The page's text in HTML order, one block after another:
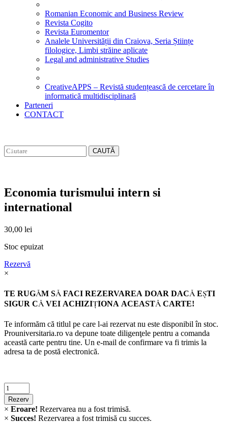
Romanian Economic and Business Review
Revista Cogito
Revista Euromentor
Analele Universității din Craiova, Seria Științe
filologice, Limbi străine aplicate
Legal and administrative Studies
CreativeAPPS – Revistă studențească de cercetare în
informatică multidisciplinară
Parteneri
CONTACT
CAUTĂ
Economia turismului intern si
international
30,00 lei
Stoc epuizat
Rezervă
×
TE RUGĂM SĂ FACI REZERVAREA DOAR DACĂ EŞTI
SIGUR CĂ VEI ACHIZIŢIONA ACEASTĂ CARTE!
Te informăm că titlul pe care l-ai rezervat nu este disponibil în stoc.
Prouniversitaria.ro va depune toate diligenţele pentru a comanda
această carte pentru tine. Un e-mail de confirmare va fi trimis la
adresa ta de postă electronică.
Criminalistica
quantity
Rezerv
× Eroare! Rezervarea nu a fost trimisă.
× Succes! Rezervarea a fost trimisă cu succes.